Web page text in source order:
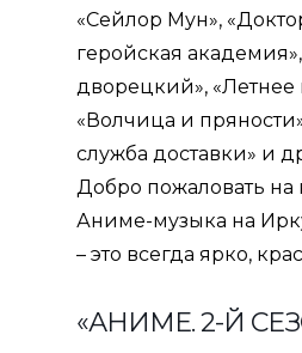
«Сейлор Мун»,
геройская
дворецкий», «Летнее
«Волчица и
служба доставки» и
Добро пожаловать на
Аниме-музыка на
– это всегда ярко,
«АНИМЕ. 2-Й